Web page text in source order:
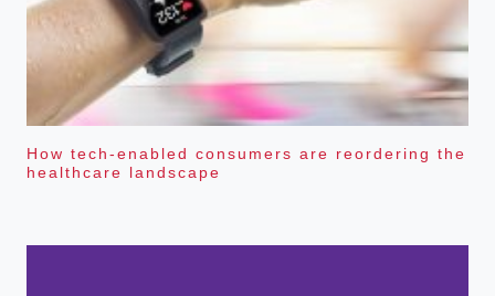
How tech-enabled consumers are reordering the
healthcare landscape